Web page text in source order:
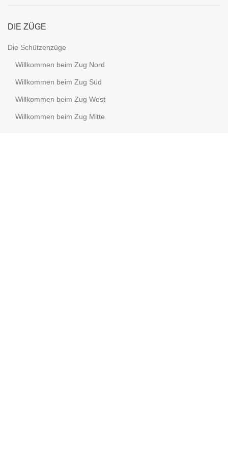
DIE ZÜGE
Die Schützenzüge
Willkommen beim Zug Nord
Willkommen beim Zug Süd
Willkommen beim Zug West
Willkommen beim Zug Mitte